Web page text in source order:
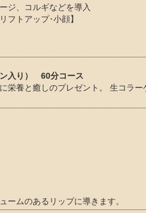
ジ、コルギなどを導入
フトアップ･小顔】
入り） 60分コース
栄養と癒しのプレゼント。 生コラ
ームのあるリップに導きます。